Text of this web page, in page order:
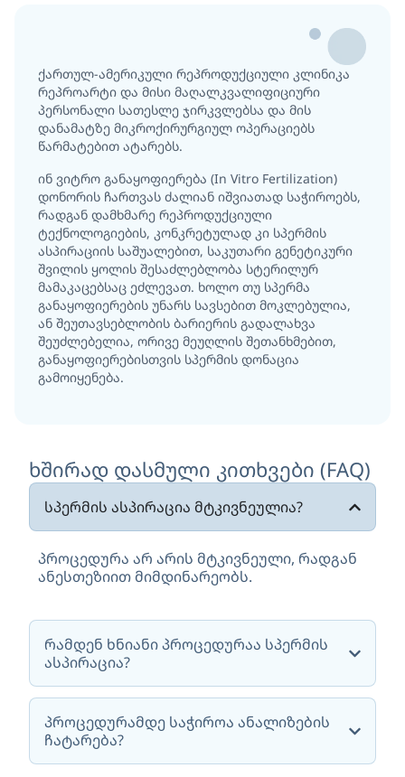
ქართულ-ამერიკული რეპროდუქციული კლინიკა
რეპროარტი და მისი მაღალკვალიფიციური
პერსონალი სათესლე ჯირკვლებსა და მის
დანამატზე მიკროქირურგიულ ოპერაციებს
წარმატებით ატარებს.
ინ ვიტრო განაყოფიერება (In Vitro Fertilization)
დონორის ჩართვას ძალიან იშვიათად საჭიროებს,
რადგან დამხმარე რეპროდუქციული
ტექნოლოგიების, კონკრეტულად კი სპერმის
ასპირაციის საშუალებით, საკუთარი გენეტიკური
შვილის ყოლის შესაძლებლობა სტერილურ
მამაკაცებსაც ეძლევათ. ხოლო თუ სპერმა
განაყოფიერების უნარს სავსებით მოკლებულია,
ან შეუთავსებლობის ბარიერის გადალახვა
შეუძლებელია, ორივე მეუღლის შეთანხმებით,
განაყოფიერებისთვის სპერმის დონაცია
გამოიყენება.
ხშირად დასმული კითხვები (FAQ)
სპერმის ასპირაცია მტკივნეულია?
პროცედურა არ არის მტკივნეული, რადგან
ანესთეზიით მიმდინარეობს.
რამდენ ხნიანი პროცედურაა სპერმის
ასპირაცია?
პროცედურამდე საჭიროა ანალიზების
ჩატარება?